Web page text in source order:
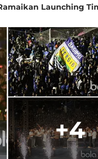
Launching
+4